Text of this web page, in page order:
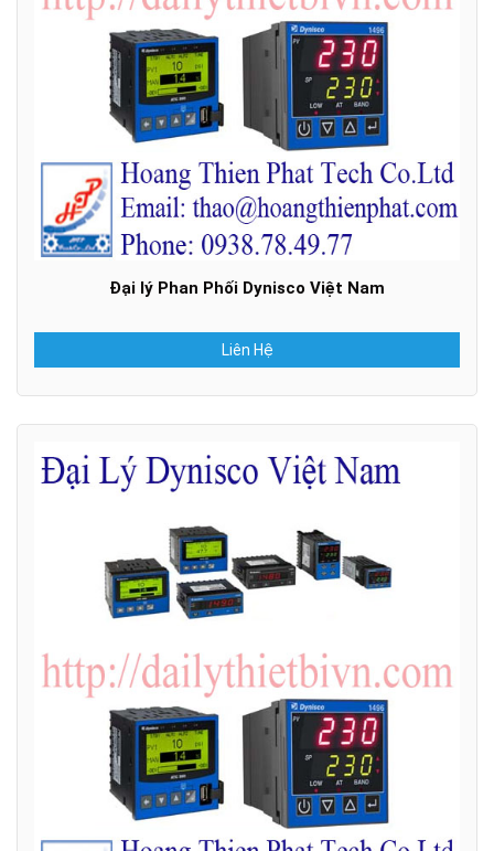
Đại lý Phan Phối Dynisco Việt Nam
Liên Hệ